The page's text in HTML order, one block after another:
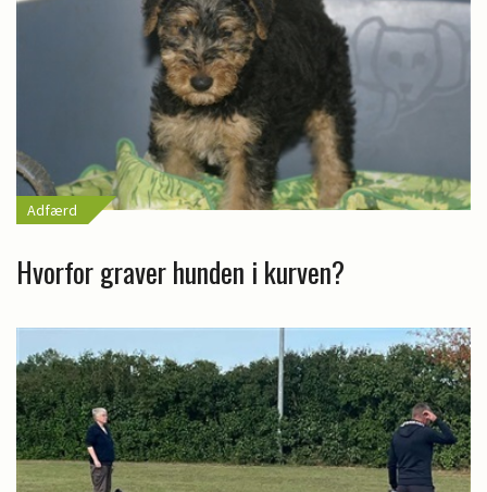
Adfærd
Hvorfor graver hunden i kurven?